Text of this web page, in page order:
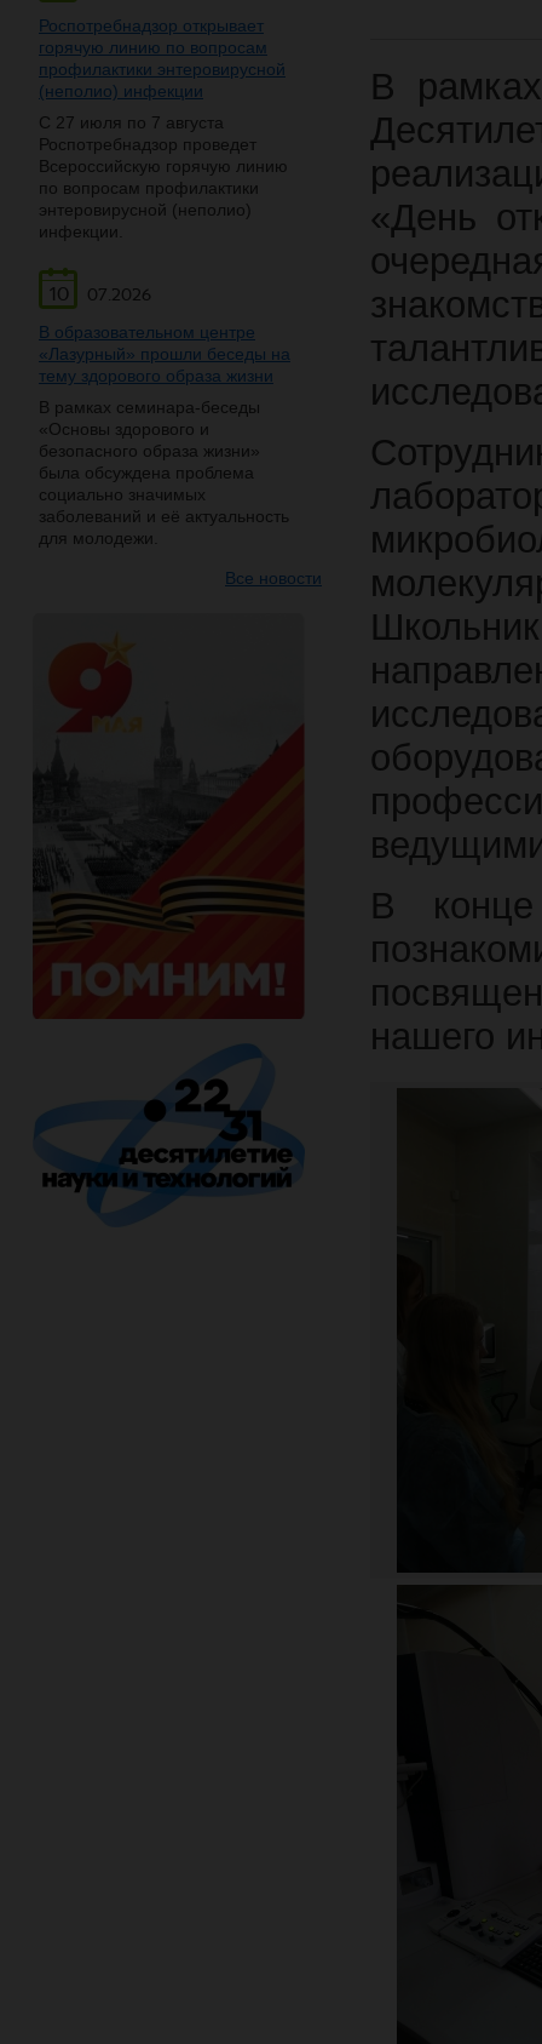
Роспотребнадзор открывает
горячую линию по вопросам
профилактики энтеровирусной
(неполио) инфекции
С 27 июля по 7 августа
Роспотребнадзор проведет
Всероссийскую горячую линию
по вопросам профилактики
энтеровирусной (неполио)
инфекции.
10
07.2026
В образовательном центре
«Лазурный» прошли беседы на
тему здорового образа жизни
В рамках семинара-беседы
«Основы здорового и
безопасного образа жизни»
была обсуждена проблема
социально значимых
заболеваний и её актуальность
для молодежи.
Все новости
В
«День
В конце
нашего